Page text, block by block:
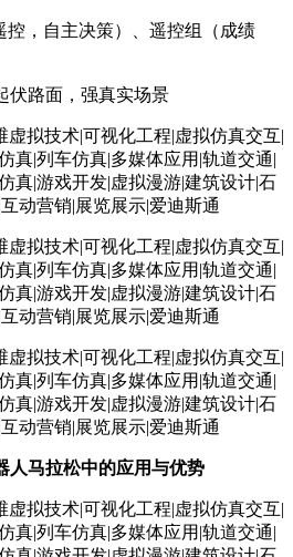
控，自主决策）、遥控组（成绩
伏路面，强真实场景
人马拉松中的应用与优势